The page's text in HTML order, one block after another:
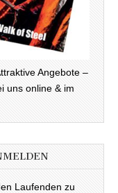
Angebote –
uns online & im
Laufenden zu